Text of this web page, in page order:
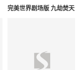
完美世界剧场版 九劫焚天